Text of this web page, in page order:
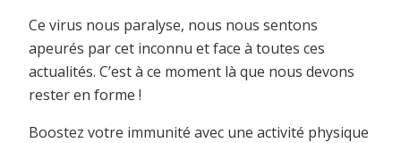
Ce virus nous paralyse, nous nous sentons
apeurés par cet inconnu et face à toutes ces
actualités. C’est à ce moment là que nous devons
rester en forme !
Boostez votre immunité avec une activité physique